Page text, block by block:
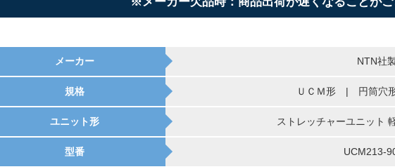
メーカー NTN社
規格 ＵＣＭ形 | 円筒穴
ユニット形 ストレッチャーユニット
型番 UCM213-